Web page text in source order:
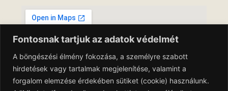
Fontosnak tartjuk az adatok védelmét
A böngészési élmény fokozása, a személyre szabott
hirdetések vagy tartalmak megjelenítése, valamint a
forgalom elemzése érdekében sütiket (cookie) használunk.